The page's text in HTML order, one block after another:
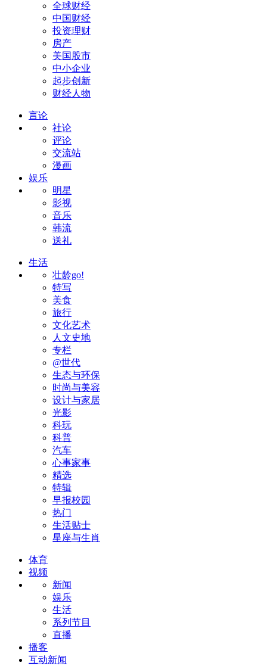
全球财经
中国财经
投资理财
房产
美国股市
中小企业
起步创新
财经人物
言论
社论
评论
交流站
漫画
娱乐
明星
影视
音乐
韩流
送礼
生活
壮龄go!
特写
美食
旅行
文化艺术
人文史地
专栏
@世代
生态与环保
时尚与美容
设计与家居
光影
科玩
科普
汽车
心事家事
精选
特辑
早报校园
热门
生活贴士
星座与生肖
体育
视频
新闻
娱乐
生活
系列节目
直播
播客
互动新闻